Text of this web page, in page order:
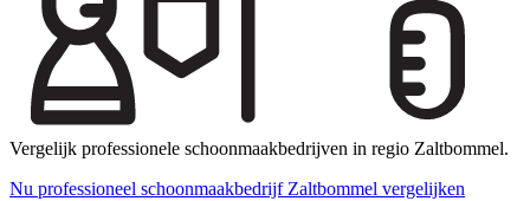
Vergelijk professionele schoonmaakbedrijven in regio Zaltbommel.
Nu professioneel schoonmaakbedrijf Zaltbommel vergelijken